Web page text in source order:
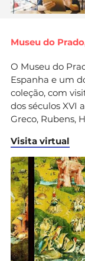
Museu do
O Museu do
Espanha e um
coleção, com
dos séculos XVI
Greco, Rubens,
Visita virtual